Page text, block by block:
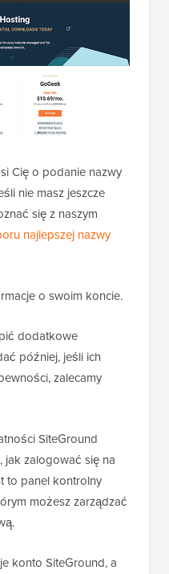
Cię o podanie nazwy
nie masz jeszcze
się z naszym
najlepszej nazwy
o swoim koncie.
dodatkowe
później, jeśli ich
zalecamy
SiteGround
jak zalogować się na
to panel kontrolny
możesz zarządzać
konto SiteGround, a